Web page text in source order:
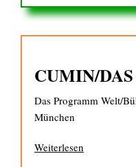
CUMIN/
Das Programm Welt/
München
Weiterlesen